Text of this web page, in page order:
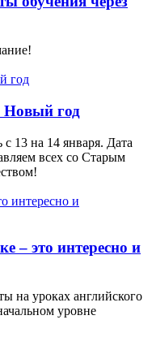
Новый год
13 на 14 января. Дата
всех со Старым
– это интересно и
на уроках английского
уровне